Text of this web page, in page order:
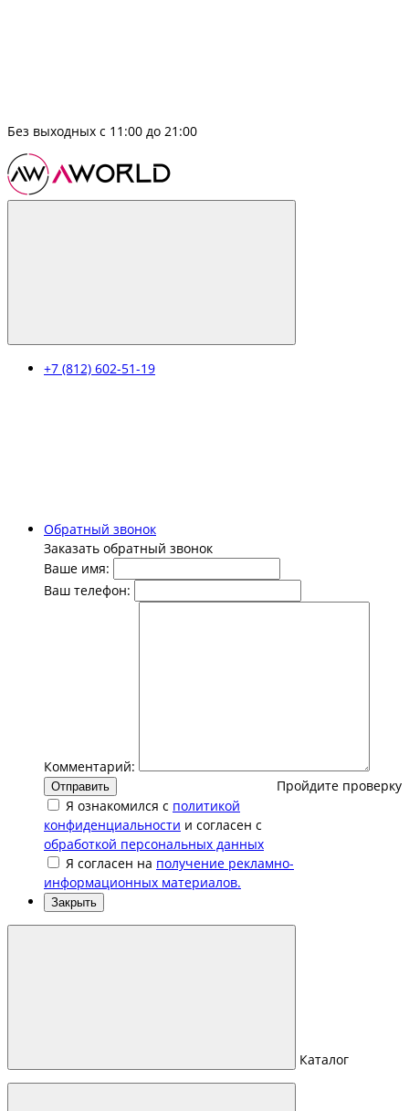
Без выходных с 11:00 до 21:00
+7 (812) 602-51-19
Обратный звонок
Заказать обратный звонок
Ваше имя:
Ваш телефон:
Комментарий:
Пройдите проверку
Отправить
Я ознакомился с политикой
конфиденциальности и согласен с
обработкой персональных данных
Я согласен на получение рекламно-
информационных материалов.
Закрыть
Каталог